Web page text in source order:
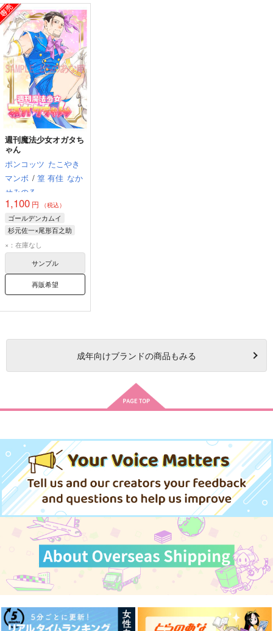
週刊魔法少女オガタち
ゃん
ポンコッツ たこやき
マンボ / 篁 有佳 なか
せみのる
1,100 円 （税込）
ゴールデンカムイ
杉元佐一×尾形百之助
尾形百之助
×：在庫なし
サンプル
再販希望
成年向けブランドの商品もみる